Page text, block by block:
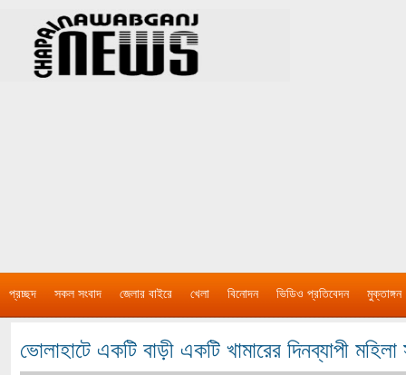
প্রচ্ছদ সকল সংবাদ জেলার বাইরে খেলা বিনোদন ভিডিও প্রতিবেদন মুক্তাঙ্গন
ভোলাহাটে একটি বাড়ী একটি খামারের দিনব্যাপী